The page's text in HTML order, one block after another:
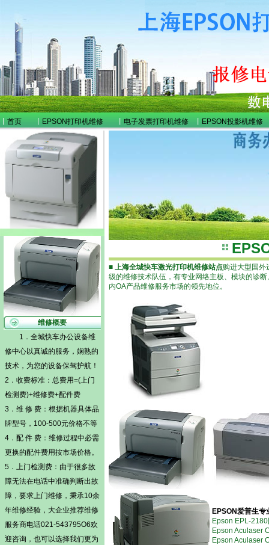
首页 EPSON打印机维修 电子发票打印机维修 EPSON投影机维修
维修概要
1．全城快车办公设备维
修中心以真诚的服务，娴熟的
技术，为您的设备保驾护航！
2．收费标准：总费用=(上门
检测费)+维修费+配件费
3．维 修 费：根据机器具体品
牌型号，100-500元价格不等
4．配 件 费：维修过程中必需
更换的配件费用按市场价格。
5． 上门检测费 ：由于很多故
障无法在电话中准确判断出故
障，要求上门维修，秉承10余
年维修经验，大企业推荐维修
服务商电话021-543795O6欢
迎咨询，也可以选择我们更为
■ 上海全城快车激光打印机维修站点购进大型国外
级的维修技术队伍，有专业网络主板、模块的诊
内OA产品维修服务市场的领先地位。
EPSON爱普生
Epson EPL-
Epson Aculaser
Epson Aculaser